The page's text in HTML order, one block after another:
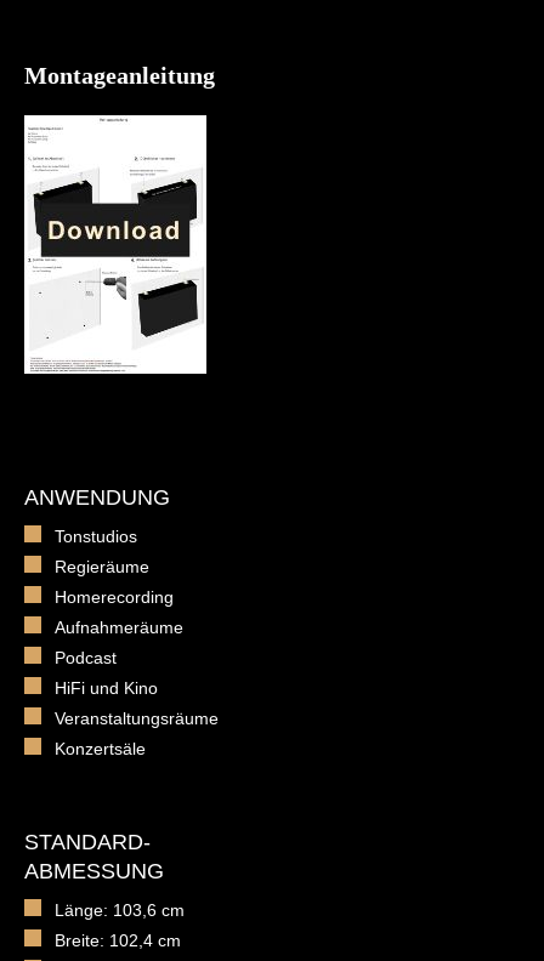
Montageanleitung
ANWENDUNG
Tonstudios
Regieräume
Homerecording
Aufnahmeräume
Podcast
HiFi und Kino
Veranstaltungsräume
Konzertsäle
STANDARD-
ABMESSUNG
Länge: 103,6 cm
Breite: 102,4 cm